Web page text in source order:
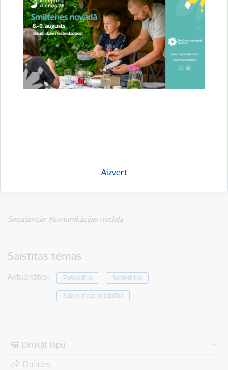
Aizvērt
sadarbības iespējas.
Gaujienas pilij svarīgs koordinators, kas var uzņemt
tūristus. Esam uzaicinājuši 40 cilvēku grupu, nav kas var
koordinēt. Ir gatavi maksāt, lai var dabūt kvalitatīvu
pakalpojumu.
Gaujienas Jaunā pils ir pašvaldības īpašums. Interesentiem,
vai rakstot uz e-pasta adresi
Sagatavoja: Komunikācijas nodaļa
Saistītas tēmas
Aktualitātes: Pašvaldība Sabiedrība
Sabiedrības līdzdalība
Drukāt lapu
Dalīties